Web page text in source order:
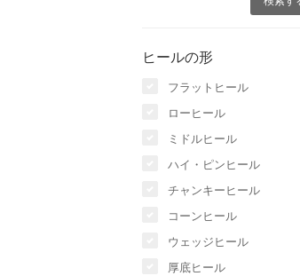
ヒールの形
フラットヒール
ローヒール
ミドルヒール
ハイ・ピンヒール
チャンキーヒール
コーンヒール
ウェッジヒール
厚底ヒール